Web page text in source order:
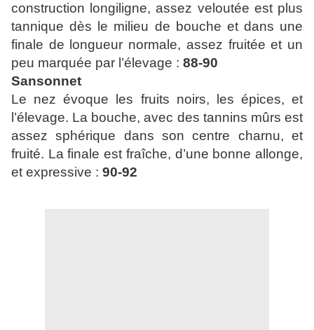
construction longiligne, assez veloutée est plus
tannique dès le milieu de bouche et dans une
finale de longueur normale, assez fruitée et un
peu marquée par l’élevage : 88-90
Sansonnet
Le nez évoque les fruits noirs, les épices, et
l’élevage. La bouche, avec des tannins mûrs est
assez sphérique dans son centre charnu, et
fruité. La finale est fraîche, d’une bonne allonge,
et expressive : 90-92